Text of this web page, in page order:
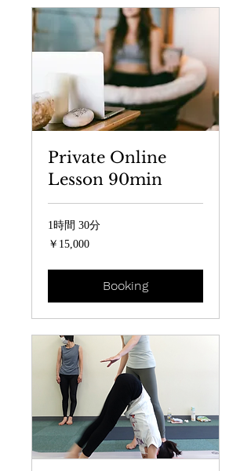
Private Online
Lesson 90min
1時間 30分
15,000
円
￥15,000
Booking